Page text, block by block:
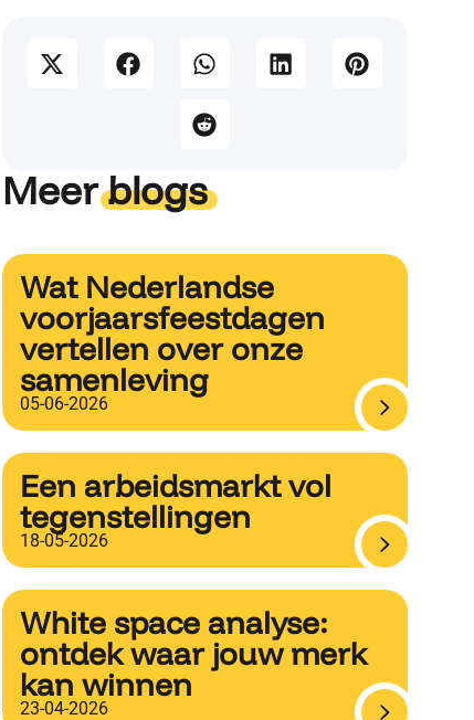
Meerblogs
Wat Nederlandse
voorjaarsfeestdagen
vertellen over onze
samenleving
05-06-2026
Een arbeidsmarkt vol
tegenstellingen
18-05-2026
White space analyse:
ontdek waar jouw merk
kan winnen
23-04-2026